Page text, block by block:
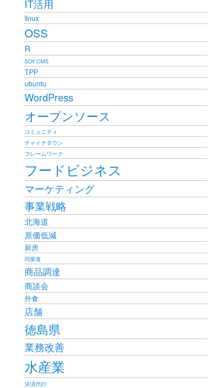
IT活用
linux
OSS
R
SOY CMS
TPP
ubuntu
WordPress
オープンソース
コミュニティ
チャイナタウン
フレームワーク
フードビジネス
マーケティング
事業戦略
北海道
原価低減
厨房
同業者
商品調達
商談会
外食
店舗
徳島県
業務改善
水産業
決済代行